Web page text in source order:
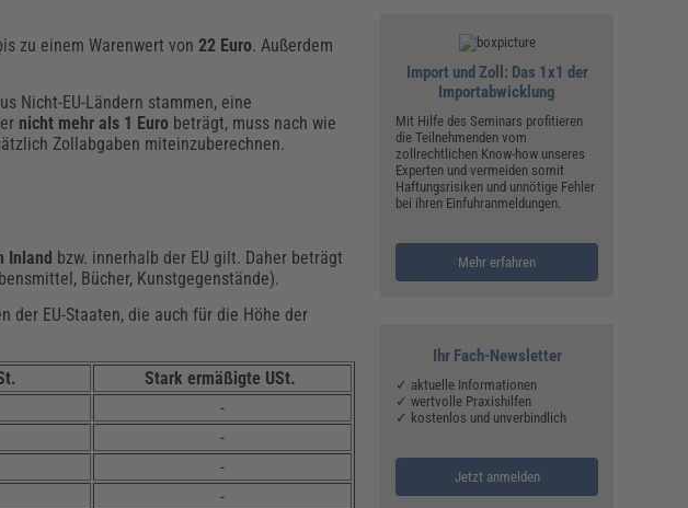
zu einem Warenwert von 22 Euro. Außerdem
Nicht-EU-Ländern stammen, eine
nicht mehr als 1 Euro beträgt, muss nach wie
Zollabgaben miteinzuberechnen.
Inland bzw. innerhalb der EU gilt. Daher beträgt
Bücher, Kunstgegenstände).
der EU-Staaten, die auch für die Höhe der
Stark ermäßigte USt.
-
-
-
-
Import und Zoll: Das 1x1 der
Importabwicklung
Mit Hilfe des Seminars profitieren
die Teilnehmenden vom
zollrechtlichen Know-how unseres
Experten und vermeiden somit
Haftungsrisiken und unnötige Fehler
bei ihren Einfuhranmeldungen.
Mehr erfahren
Ihr Fach-Newsletter
✓ aktuelle Informationen
✓ wertvolle Praxishilfen
✓ kostenlos und unverbindlich
Jetzt anmelden